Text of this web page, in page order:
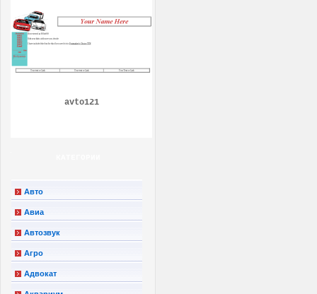
avto121
Авто
Авиа
Автозвук
Агро
Адвокат